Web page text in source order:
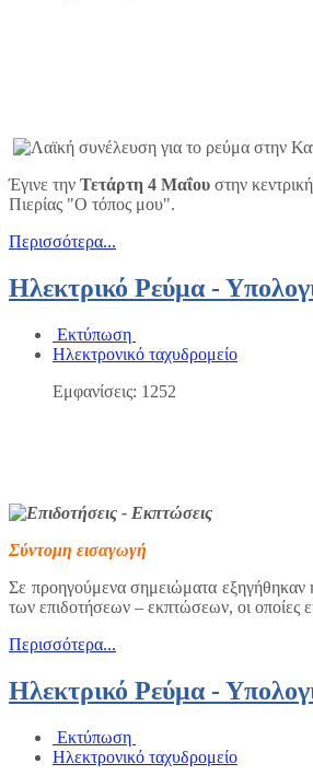
Έγινε την Τετάρτη 4 Μαΐου στην
Πιερίας "Ο τόπος μου".
Περισσότερα...
Ηλεκτρικό Ρεύμα -
Εκτύπωση
Ηλεκτρονικό ταχυδρομείο
Εμφανίσεις: 1252
Σύντομη εισαγωγή
Σε προηγούμενα σημειώματα εξηγήθηκαν
των επιδοτήσεων – εκπτώσεων, οι οποίες
Περισσότερα...
Ηλεκτρικό Ρεύμα -
Εκτύπωση
Ηλεκτρονικό ταχυδρομείο